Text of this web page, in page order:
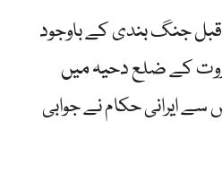
جنگ بندی کے باوجود
کے ضلع دحیہ میں
ایرانی حکام نے جوابی